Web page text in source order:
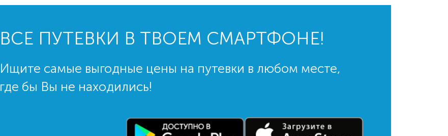
ВСЕ ПУТЕВКИ В ТВОЕМ СМАРТФОНЕ!
Ищите самые выгодные цены на путевки в любом месте,
где бы Вы не находились!